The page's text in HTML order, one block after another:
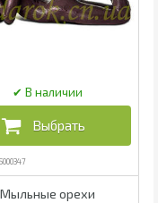
5000347
Мыльные орехи